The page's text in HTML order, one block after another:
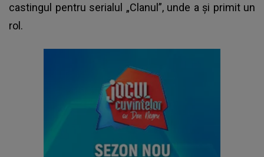
castingul pentru serialul „Clanul”, unde a și primit un
rol.